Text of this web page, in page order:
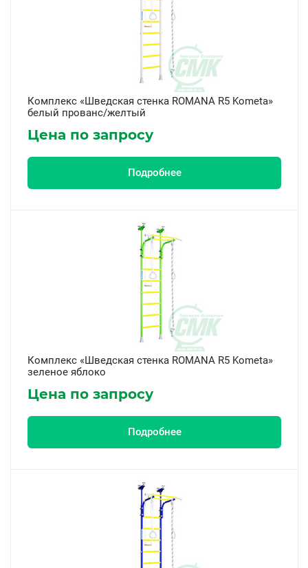
Комплекс «Шведская стенка ROMANA R5 Kometa»
белый прованс/желтый
Цена по запросу
Подробнее
Комплекс «Шведская стенка ROMANA R5 Kometa»
зеленое яблоко
Цена по запросу
Подробнее